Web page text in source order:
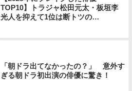
TOP10】トラジャ松田元太・板垣李
光人を抑えて1位は断トツの…
「朝ドラ出てなかったの？」 意外す
ぎる朝ドラ初出演の俳優に驚き！